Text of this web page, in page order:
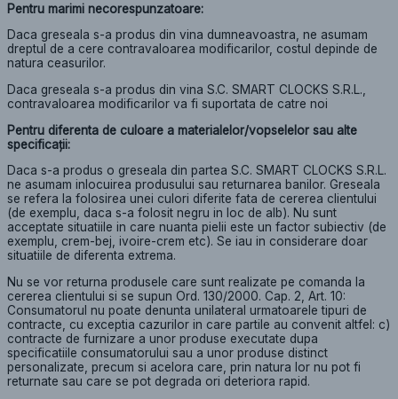
Pentru marimi necorespunzatoare:
Daca greseala s-a produs din vina dumneavoastra, ne asumam
dreptul de a cere contravaloarea modificarilor, costul depinde de
natura ceasurilor.
Daca greseala s-a produs din vina S.C. SMART CLOCKS S.R.L.,
contravaloarea modificarilor va fi suportata de catre noi
Pentru diferenta de culoare a materialelor/vopselelor sau alte
specificații:
Daca s-a produs o greseala din partea S.C. SMART CLOCKS S.R.L.
ne asumam inlocuirea produsului sau returnarea banilor. Greseala
se refera la folosirea unei culori diferite fata de cererea clientului
(de exemplu, daca s-a folosit negru in loc de alb). Nu sunt
acceptate situatiile in care nuanta pielii este un factor subiectiv (de
exemplu, crem-bej, ivoire-crem etc). Se iau in considerare doar
situatiile de diferenta extrema.
Nu se vor returna produsele care sunt realizate pe comanda la
cererea clientului si se supun Ord. 130/2000. Cap. 2, Art. 10:
Consumatorul nu poate denunta unilateral urmatoarele tipuri de
contracte, cu exceptia cazurilor in care partile au convenit altfel: c)
contracte de furnizare a unor produse executate dupa
specificatiile consumatorului sau a unor produse distinct
personalizate, precum si acelora care, prin natura lor nu pot fi
returnate sau care se pot degrada ori deteriora rapid.